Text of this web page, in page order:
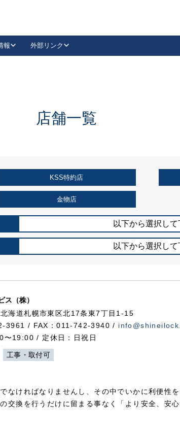
抗ウイルス・抗菌製品
報 外部リンク
LinkedIn店舗一覧
KSS特約店
金物店
以下から選択し
以下から選択し
ス（株）
海道札幌市東区北17条東7丁目1-15
3961 / FAX：011-742-3940 /
〜19:00 / 定休日：日祝日
工事・取付可
なければなりませんし、その中でいかに利便性
交換を行うだけに留まる事なく「より安全、安